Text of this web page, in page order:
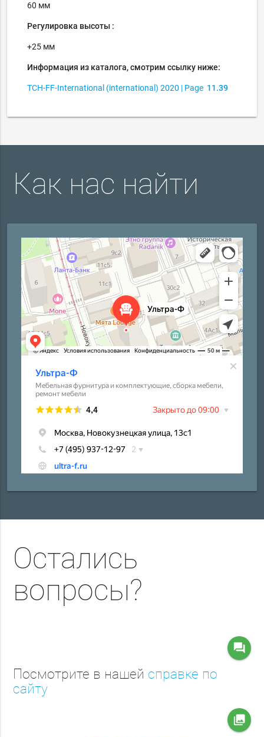
60 мм
Регулировка высоты :
+25 мм
Информация из каталога, смотрим ссылку ниже:
TCH-FF-International (international) 2020 | Page 11.39
Как нас найти
Остались
вопросы?
question_answer
Посмотрите в нашей справке по
сайту
collections